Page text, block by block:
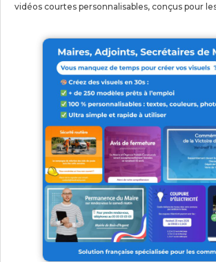
vidéos courtes personnalisables, conçus pour